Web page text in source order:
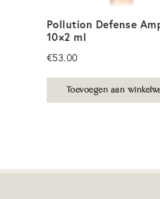
Pollution Defense
10×2 ml
€53.00
Toevoegen aan